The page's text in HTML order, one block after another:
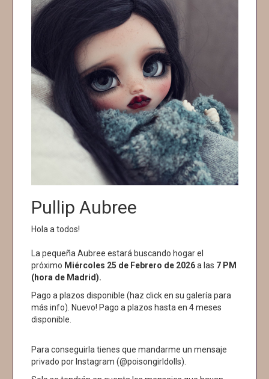
Pullip Aubree
Hola a todos!
La pequeña Aubree estará buscando hogar el
próximo Miércoles 25 de Febrero de 2026a las 7 PM
(hora de Madrid).
Pago a plazos disponible (haz click en su galería para
más info). Nuevo! Pago a plazos hasta en 4 meses
disponible.
Para conseguirla tienes que mandarme un mensaje
privado por Instagram (@poisongirldolls).